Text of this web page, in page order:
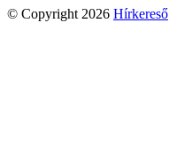
© Copyright 2026 Hírkereső